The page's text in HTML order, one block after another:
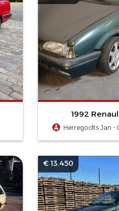
1992
Herregodts Jan -
€ 13.450